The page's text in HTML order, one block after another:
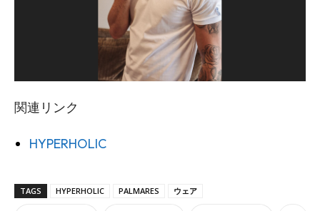
関連リンク
HYPERHOLIC
TAGS HYPERHOLIC PALMARES ウェア